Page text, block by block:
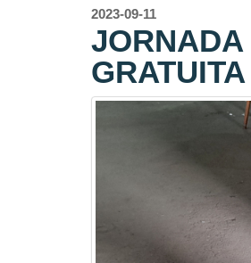
2023-09-11
JORNADA
GRATUITA